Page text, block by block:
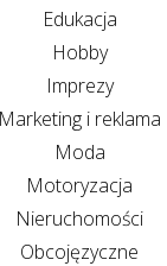
Edukacja
Hobby
Imprezy
Marketing i reklama
Moda
Motoryzacja
Nieruchomości
Obcojęzyczne